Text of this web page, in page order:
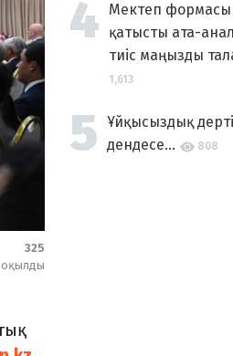
325
оқылды
Мектеп
қатысты ата-
тиіс маңызды
1,613
Ұйқысыздық дерті
дендесе...
808